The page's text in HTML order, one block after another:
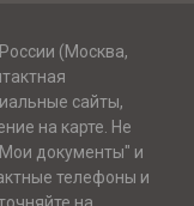
(Москва,
сайты,
на карте. Не
документы" и
телефоны и